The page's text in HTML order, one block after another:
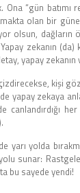
“gün
olan bir
olsun,
zekanın (da)
yapay
kişi
yapay zekaya
yarı yolda
sunar:
bu sayede yendi!